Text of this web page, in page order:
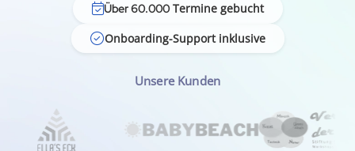
Über 60.000Termine gebucht
Onboarding-Support inklusive
Unsere Kunden